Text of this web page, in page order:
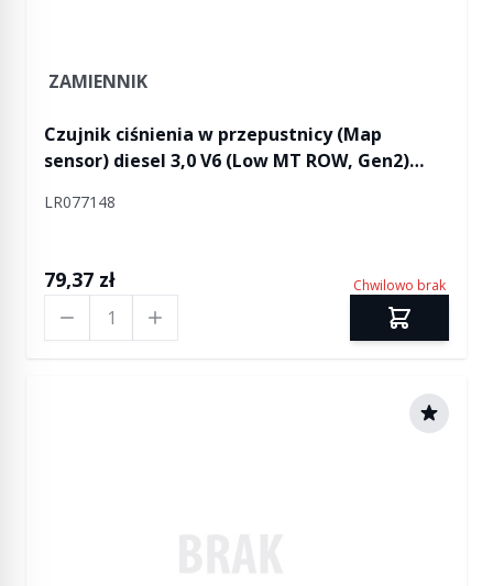
ZAMIENNIK
Czujnik ciśnienia w przepustnicy (Map
sensor) diesel 3,0 V6 (Low MT ROW, Gen2)
Discovery 5 / RR L405 od 2015 (VIN:FA000001) /
LR077148
79,37 zł Chwilowo brak